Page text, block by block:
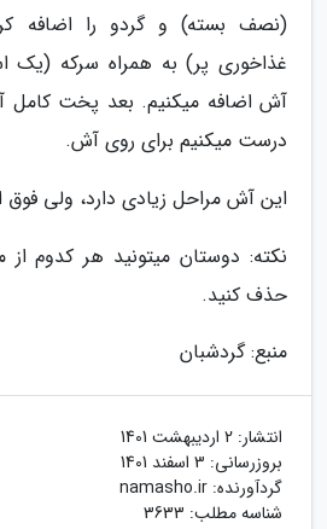
غذاخوری پر) به همراه سرکه (یک
آش اضافه میکنیم. بعد پخت کامل
درست میکنیم برای روی آش.
این آش مراحل زیادی دارد، ولی فوق
نکته: دوستان میتونید هر کدوم
حذف کنید.
منبع: گردشبان
انتشار: 2 اردیبهشت 1401
بروزرسانی: 3 اسفند 1401
گردآورنده: namasho.ir
شناسه مطلب: 3633